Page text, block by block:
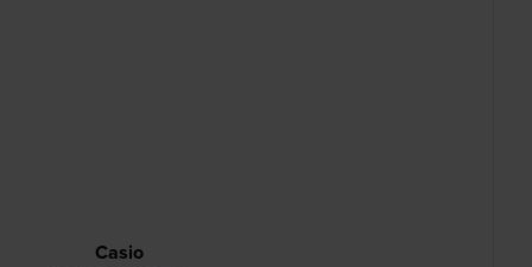
Casio